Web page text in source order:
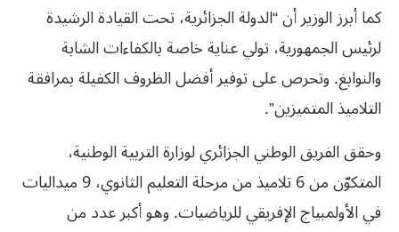
كما أبرز الوزير أن “الدولة الجزائرية، تحت القيادة الرشيدة
لرئيس الجمهورية، تولي عناية خاصة بالكفاءات الشابة
والنوابغ. وتحرص على توفير أفضل الظروف الكفيلة بمرافقة
التلاميذ المتميزين”.
وحقق الفريق الوطني الجزائري لوزارة التربية الوطنية،
المتكوّن من 6 تلاميذ من مرحلة التعليم الثانوي، 9 ميداليات
في الأولمبياج الإفريقي للرياضيات. وهو أكبر عدد من